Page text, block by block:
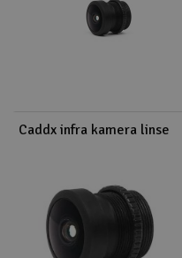
Batteri & ladere
Droner til FPV
Fly
Caddx infra kamera linse